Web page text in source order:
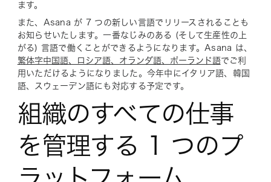
ます。
また、Asana が 7 つの新しい言語でリリースされることも
お知らせいたします。一番なじみのある (そして生産性の上
がる) 言語で働くことができるようになります。Asana は、
繁体字中国語、ロシア語、オランダ語、ポーランド語でご利
用いただけるようになりました。今年中にイタリア語、韓国
語、スウェーデン語にも対応する予定です。
組織のすべての仕事
を管理する 1 つのプ